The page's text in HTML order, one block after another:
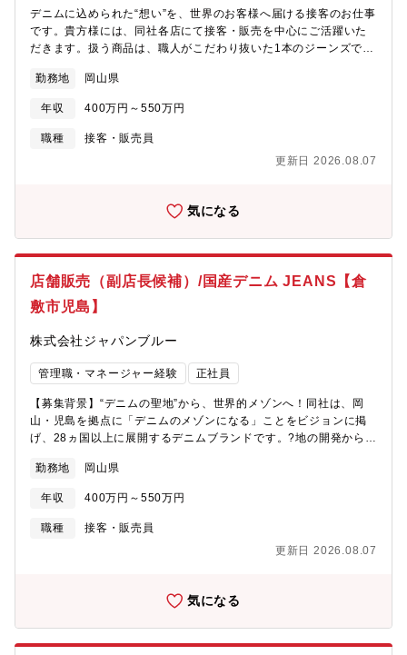
の環境です。④風通しの良い社風販売スタッフの声を商品企画や
運営に反映する文化があります。上下関係よりも“対話”が大切にさ
れる職場です。《同社で働く社員様インタビュー》「“メイドイン
ジャパン”を伝えられる、誇りある仕事です。」「英語に自信はな
り、"Perfect!"と笑顔をもらえた瞬間は忘れられません。」「“売場
では自分のアイデアがちゃんと形になる。」「“ジーンズソムリ
エ”の資格取得支援など、プロとして誇れるキャリア形成ができま
デニムに込められた“想い”を、世界のお客様へ届ける接客のお仕事
です。貴方様には、同社各店にて接客・販売を中心にご活躍いた
だきます。扱う商品は、職人がこだわり抜いた1本のジーンズで
けるのが役割となります。《具体的な業務内容》■店頭での接客・
販売（国内外のお客様対応）■商品ディスプレイ、売場づくり■裾
上げなどの簡単なリペア作業■在庫・売上管理、顧客フォロー■ス
タッフの育成・マネジメント【お仕事の魅力・やりがい】■文化を
職人の技術・土地の歴史・ブランドの想いを伝える“ストーリーテ
ルリブランディングにより、今まさに第二の創業期。チームとし
てブランドの未来を一緒に育てていく醍醐味があります。■海外と
のつながりを実感28の国と地域に展開しており、店舗には海外の
お客様も多数来店。語学力を活かしたい方にも絶好の環境です。■
風通しの良い社風販売スタッフの声を商品企画や運営に反映する
文化があります。上下関係よりも“対話”が大切にされる職場です。
【キャリアアップについて】副店長候補として、接客だけでなく
ションです。経験を積みながら、将来的には店長やエリア管理な
タビュー】■「“メイドインジャパン”を伝えられる、誇りある仕事
に自然と伝わり、"Perfect!"と笑顔をもらえた瞬間は忘れられませ
ん。」■「“売場をどう魅せようか”をスタッフ同士で毎日考えるの
が楽しい。ここでは自分のアイデアがちゃんと形になる。」
■「“ジーンズソムリエ”の資格取得支援など、プロとして誇れるキ
感を持つ仲間と一緒に働けるため、一体感を持って仕事に取り組
るほか、主体性や改善提案も歓迎されるため、自分らしく力を発
勤務地 岡山県
年収 400万円～550万円
職種
接客・販売員
更新日 2026.08.07
気になる
店舗販売（副店長候補）/国産デニム JEANS【倉
敷市児島】
株式会社ジャパンブルー
管理職・マネージャー経験 正社員
【募集背景】“デニムの聖地”から、世界的メゾンへ！同社は、岡
山・児島を拠点に「デニムのメゾンになる」ことをビジョンに掲
げ、28ヵ国以上に展開するデニムブランドです。?地の開発から縫
強みに、伝統と革新を融合させながらグローバル市場で挑戦を続
けています。同社が目指すのは、単なるジーンズブランドではあ
りません。日本が誇るクラフトマンシップと日本の美意識を世界
に発信する“カルチャーブランド”です。このビジョンに共感し、私
す。【職務内容】■店頭での接客・販売（国内外のお客様対応）■
在庫・売上管理、顧客フォロー■スタッフの育成・マネジメント
【ミッション】あなたには、同社各店にて接客・販売を中心にご
活躍いただきます。扱う商品は、職人がこだわり抜いた1本のジー
ンズ。その魅力を、単なる説明ではなく“ストーリー”として語り、
勤務地 岡山県
年収 400万円～550万円
職種
接客・販売員
更新日 2026.08.07
気になる